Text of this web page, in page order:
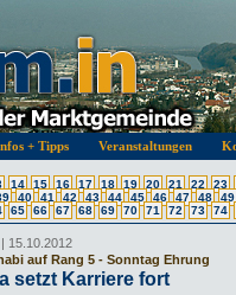
+ Tipps Veranstaltungen
14 15 16 17 18 19 20 21 22
23
40 41 42 43 44 45 46 47 48
49
65 66 67 68 69 70 71 72 73 74
| 15.10.2012
auf Rang 5 - Sonntag Ehrung
setzt Karriere fort